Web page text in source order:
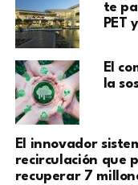
te
PET
El
la
El innovador
recirculación que
recuperar 7